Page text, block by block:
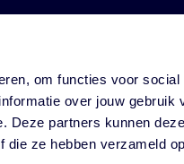
om functies voor social
over jouw gebruik
Deze partners kunnen
die ze hebben verzameld